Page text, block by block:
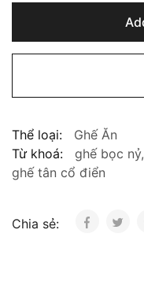
Thể loại:
Ghế Ăn
Từ khoá:
ghế bọc nỷ,
ghế tân cổ điển
Chia sẻ: